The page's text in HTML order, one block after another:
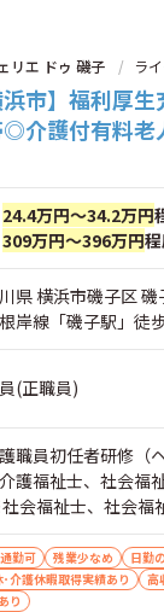
リエ ドゥ 磯子 ラ
浜市】福利厚
介護付有料老
24.4万円～34.2万円
309万円～396万円
県 横浜市磯子区
岸線「磯子駅」徒
(正職員)
職員初任者研修（
護福祉士、社会福
会福祉士、社会福
歓 ■普通自動車
勤可 残業少なめ 日勤
介護休暇取得実績あり 高
り